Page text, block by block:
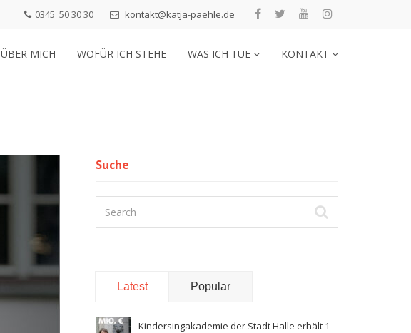
0345 50 30 30 kontakt@katja-paehle.de
ÜBER MICH WOFÜR ICH STEHE WAS ICH TUE KONTAKT
Suche
Latest Popular
Kindersingakademie der Stadt Halle erhält 1